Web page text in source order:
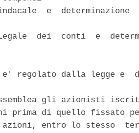
e  determinazione
dei  conti  e
regolato dalla legge e
gli azionisti
prima di quello fissato
azioni, entro lo stesso